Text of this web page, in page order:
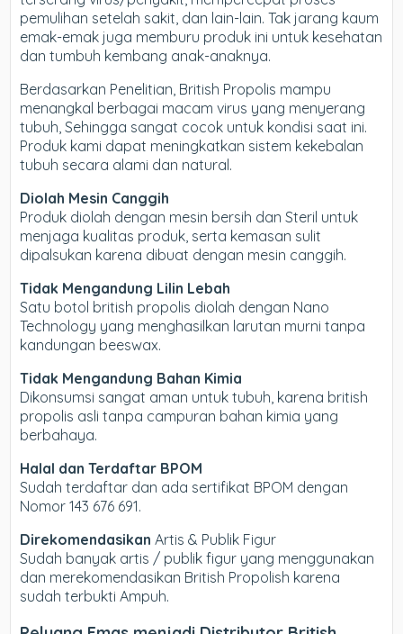
pemulihan setelah sakit, dan lain-lain. Tak jarang kaum
emak-emak juga memburu produk ini untuk kesehatan
dan tumbuh kembang anak-anaknya.
Berdasarkan Penelitian, British Propolis mampu
menangkal berbagai macam virus yang menyerang
tubuh, Sehingga sangat cocok untuk kondisi saat ini.
Produk kami dapat meningkatkan sistem kekebalan
tubuh secara alami dan natural.
Diolah Mesin Canggih
Produk diolah dengan mesin bersih dan Steril untuk
menjaga kualitas produk, serta kemasan sulit
dipalsukan karena dibuat dengan mesin canggih.
Tidak Mengandung Lilin Lebah
Satu botol british propolis diolah dengan Nano
Technology yang menghasilkan larutan murni tanpa
kandungan beeswax.
Tidak Mengandung Bahan Kimia
Dikonsumsi sangat aman untuk tubuh, karena british
propolis asli tanpa campuran bahan kimia yang
berbahaya.
Halal dan Terdaftar BPOM
Sudah terdaftar dan ada sertifikat BPOM dengan
Nomor 143 676 691.
Direkomendasikan Artis & Publik Figur
Sudah banyak artis / publik figur yang menggunakan
dan merekomendasikan British Propolish karena
sudah terbukti Ampuh.